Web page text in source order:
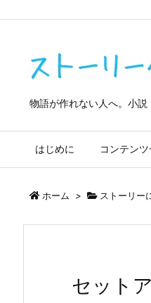
物語が作れない人へ。小
はじめに コンテン
ホーム > ストーリー
セット